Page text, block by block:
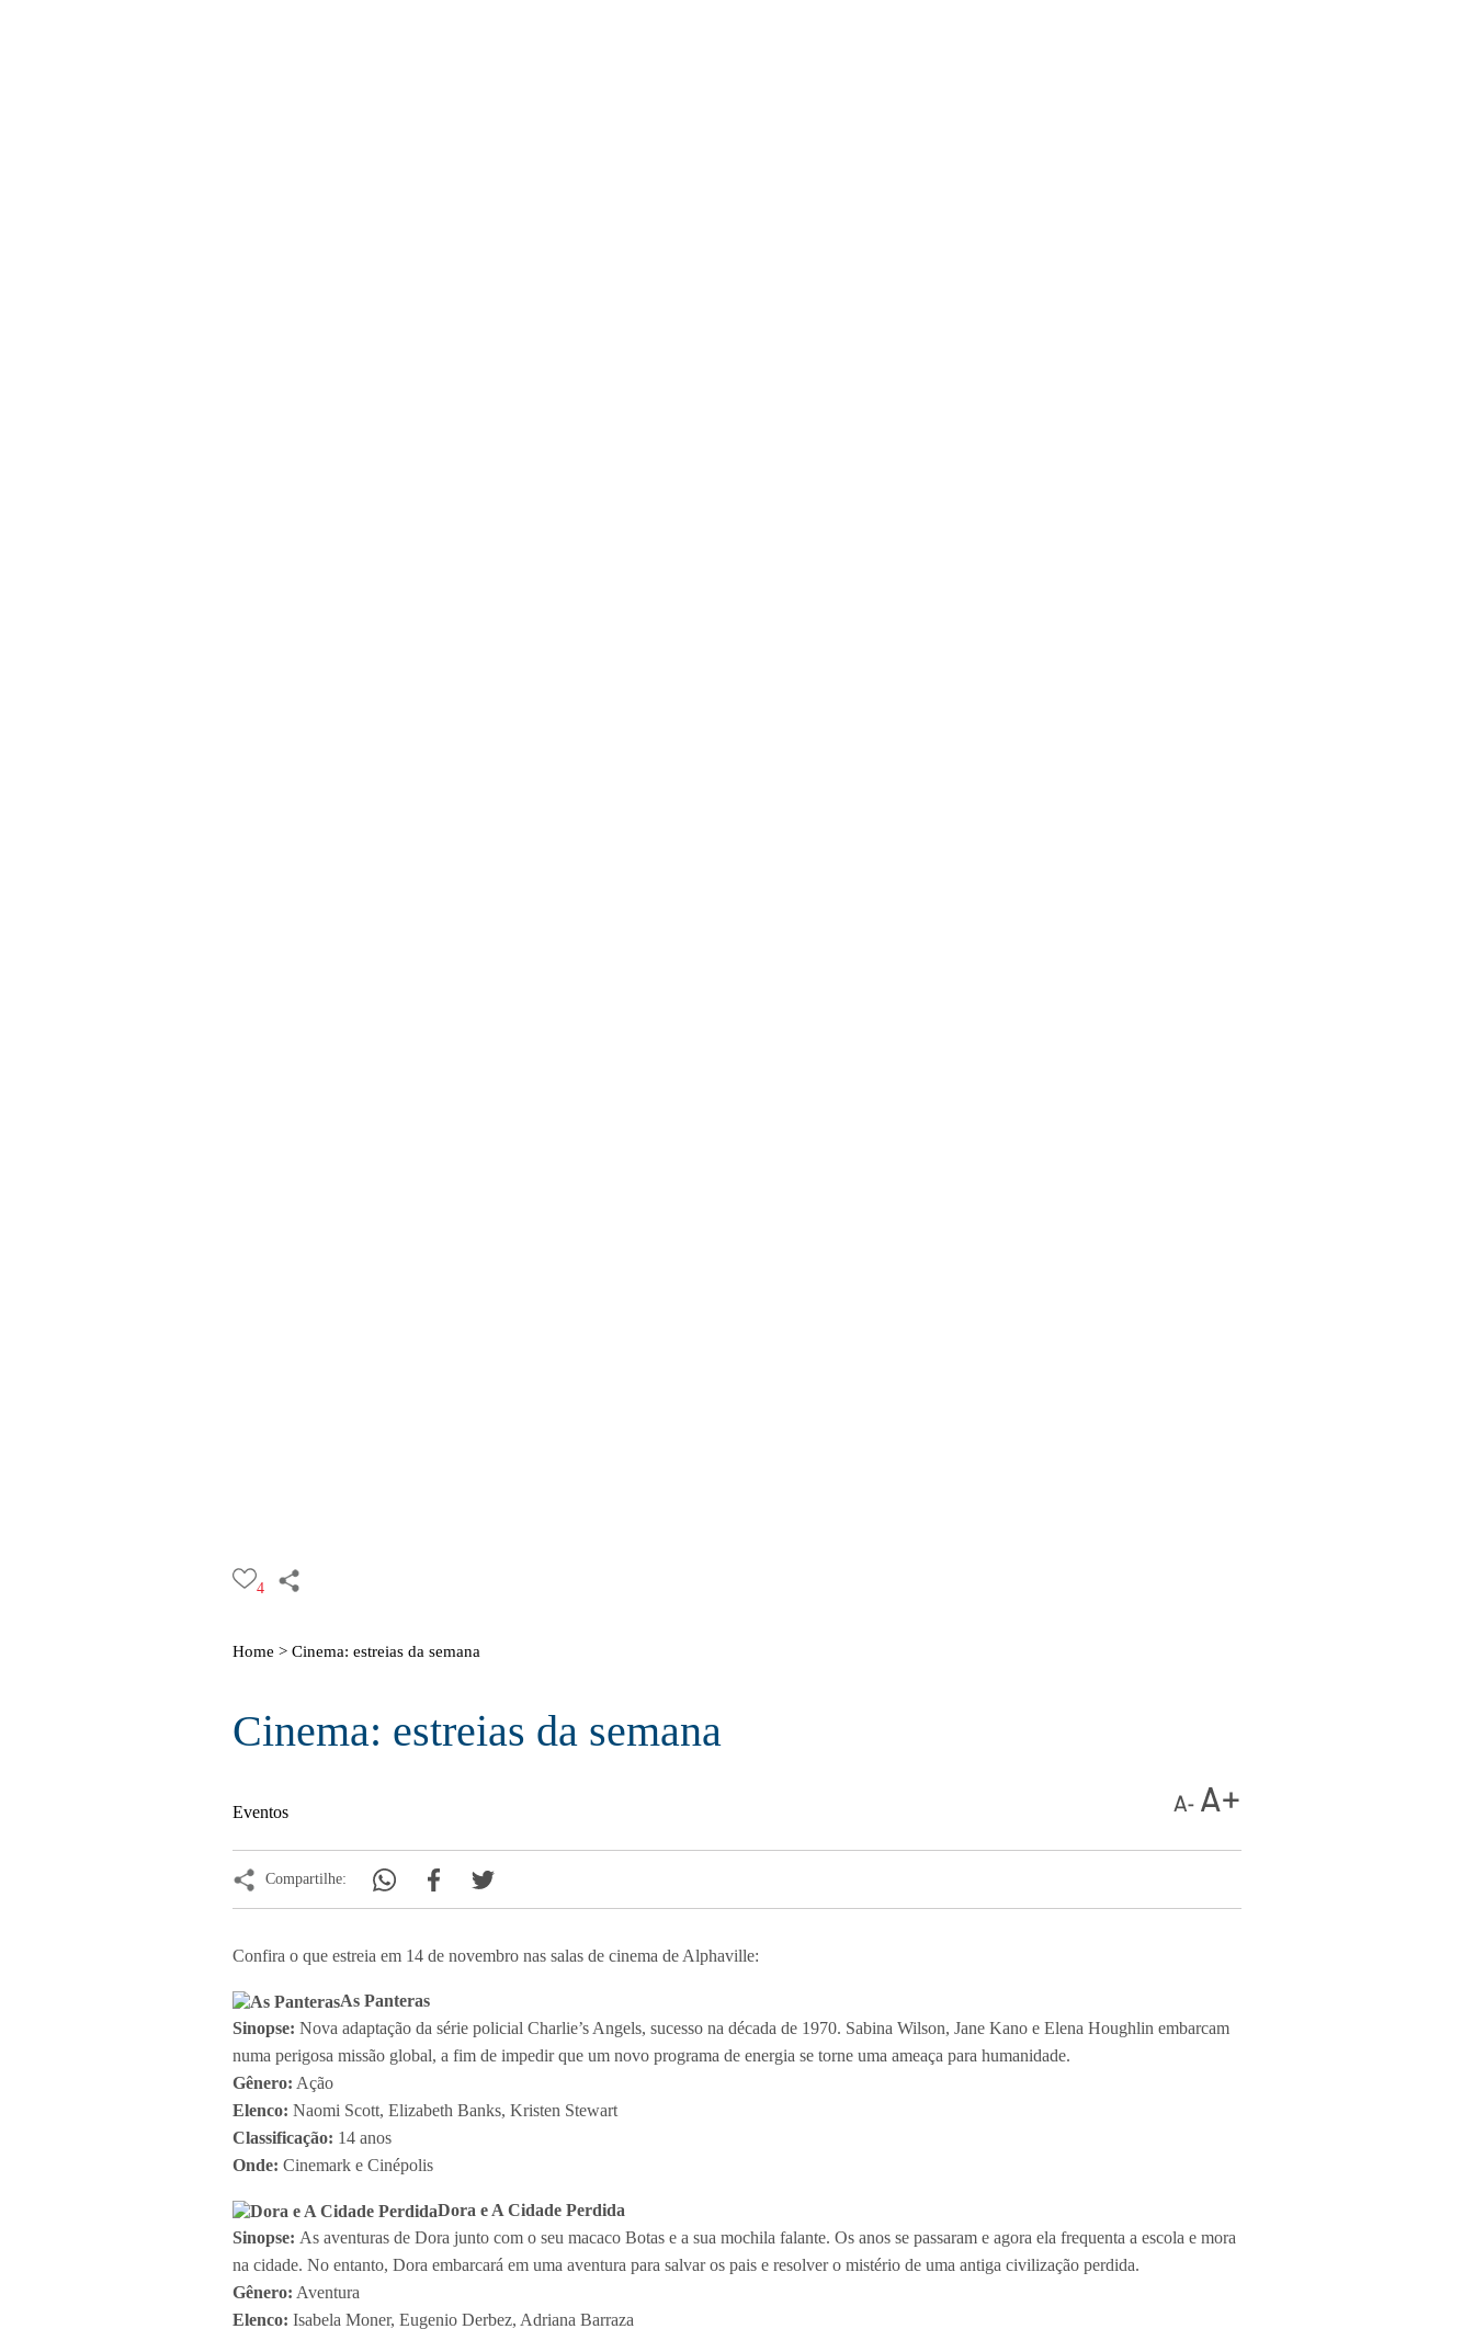
4
Home > Cinema: estreias da semana
Cinema: estreias da semana
Eventos
Compartilhe:
Confira o que estreia em 14 de novembro nas salas de cinema de Alphaville:
As Panteras
Sinopse: Nova adaptação da série policial Charlie’s Angels, sucesso na década de 1970. Sabina Wilson, Jane Kano e Elena Houghlin embarcam
numa perigosa missão global, a fim de impedir que um novo programa de energia se torne uma ameaça para humanidade.
Gênero: Ação
Elenco: Naomi Scott, Elizabeth Banks, Kristen Stewart
Classificação: 14 anos
Onde: Cinemark e Cinépolis
Dora e A Cidade Perdida
Sinopse: As aventuras de Dora junto com o seu macaco Botas e a sua mochila falante. Os anos se passaram e agora ela frequenta a escola e mora
na cidade. No entanto, Dora embarcará em uma aventura para salvar os pais e resolver o mistério de uma antiga civilização perdida.
Gênero: Aventura
Elenco: Isabela Moner, Eugenio Derbez, Adriana Barraza